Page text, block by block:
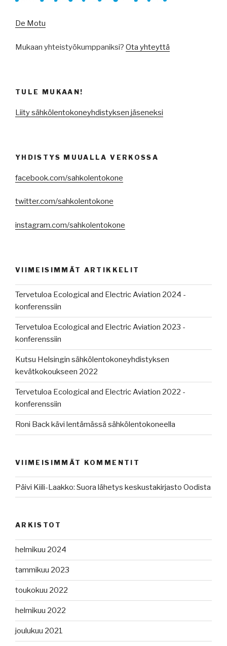
De Motu
Mukaan yhteistyökumppaniksi? Ota yhteyttä
TULE MUKAAN!
Liity sähkölentokoneyhdistyksen jäseneksi
YHDISTYS MUUALLA VERKOSSA
facebook.com/sahkolentokone
twitter.com/sahkolentokone
instagram.com/sahkolentokone
VIIMEISIMMÄT ARTIKKELIT
Tervetuloa Ecological and Electric Aviation 2024 -
konferenssiin
Tervetuloa Ecological and Electric Aviation 2023 -
konferenssiin
Kutsu Helsingin sähkölentokoneyhdistyksen
kevätkokoukseen 2022
Tervetuloa Ecological and Electric Aviation 2022 -
konferenssiin
Roni Back kävi lentämässä sähkölentokoneella
VIIMEISIMMÄT KOMMENTIT
Päivi Kiili-Laakko: Suora lähetys keskustakirjasto Oodista
ARKISTOT
helmikuu 2024
tammikuu 2023
toukokuu 2022
helmikuu 2022
joulukuu 2021